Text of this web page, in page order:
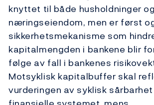
knyttet til både husholdninger og
næringseiendom, men er først
sikkerhetsmekanisme som
kapitalmengden i bankene blir
følge av fall i bankenes
Motsyklisk kapitalbuffer skal
vurderingen av syklisk